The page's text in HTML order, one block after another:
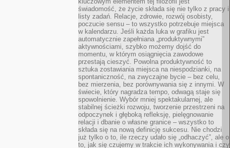
świadomość, że życie składa się nie tylko z pracy i
listy zadań. Relacje, zdrowie, rozwój osobisty,
poczucie sensu – to wszystko potrzebuje miejsca
w kalendarzu. Jeśli każda luka w grafiku jest
automatycznie zapełniana „produktywnymi”
aktywnościami, szybko możemy dojść do
momentu, w którym osiągnięcia zawodowe
przestają cieszyć. Powolna produktywność to
sztuka zostawiania miejsca na niespodzianki, na
spontaniczność, na zwyczajne bycie – bez celu,
bez mierzenia, bez porównywania się z innymi. W
świecie, który nagradza tempo, odwagą staje się
spowolnienie. Wybór mniej spektakularnej, ale
stabilnej ścieżki rozwoju, tworzenie przestrzeni na
odpoczynek i głęboką refleksję, pielęgnowanie
relacji i dbanie o własne granice – wszystko to
składa się na nową definicję sukcesu. Nie chodzi
już tylko o to, ile rzeczy udało się „odhaczyć”, ale o
to, jak się czujemy w trakcie ich wykonywania i czy